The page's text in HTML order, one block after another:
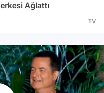
Ağlattı
TV